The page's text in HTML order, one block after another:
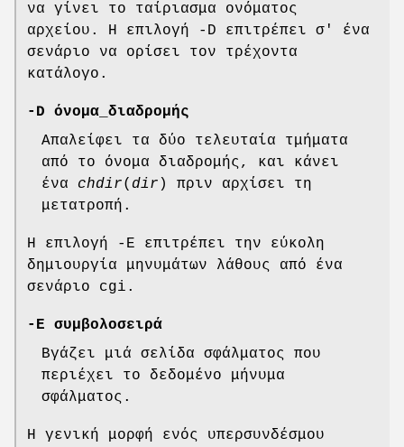
να γίνει το ταίριασμα ονόματος
αρχείου. Η επιλογή -D επιτρέπει σ' ένα
σενάριο να ορίσει τον τρέχοντα
κατάλογο.
-D όνομα_διαδρομής
Απαλείφει τα δύο τελευταία τμήματα
από το όνομα διαδρομής, και κάνει
ένα chdir( dir ) πριν αρχίσει τη
μετατροπή.
Η επιλογή -E επιτρέπει την εύκολη
δημιουργία μηνυμάτων λάθους από ένα
σενάριο cgi.
-E συμβολοσειρά
Βγάζει μιά σελίδα σφάλματος που
περιέχει το δεδομένο μήνυμα
σφάλματος.
Η γενική μορφή ενός υπερσυνδέσμου